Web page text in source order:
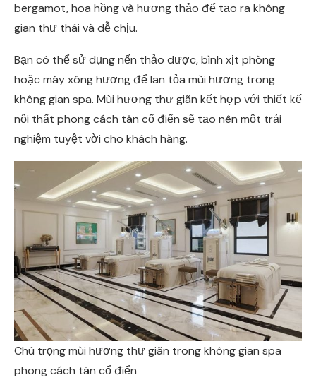
bergamot, hoa hồng và hương thảo để tạo ra không
gian thư thái và dễ chịu.
Bạn có thể sử dụng nến thảo dược, bình xịt phòng
hoặc máy xông hương để lan tỏa mùi hương trong
không gian spa. Mùi hương thư giãn kết hợp với thiết kế
nội thất phong cách tân cổ điển sẽ tạo nên một trải
nghiệm tuyệt vời cho khách hàng.
Chú trọng mùi hương thư giãn trong không gian spa
phong cách tân cổ điển